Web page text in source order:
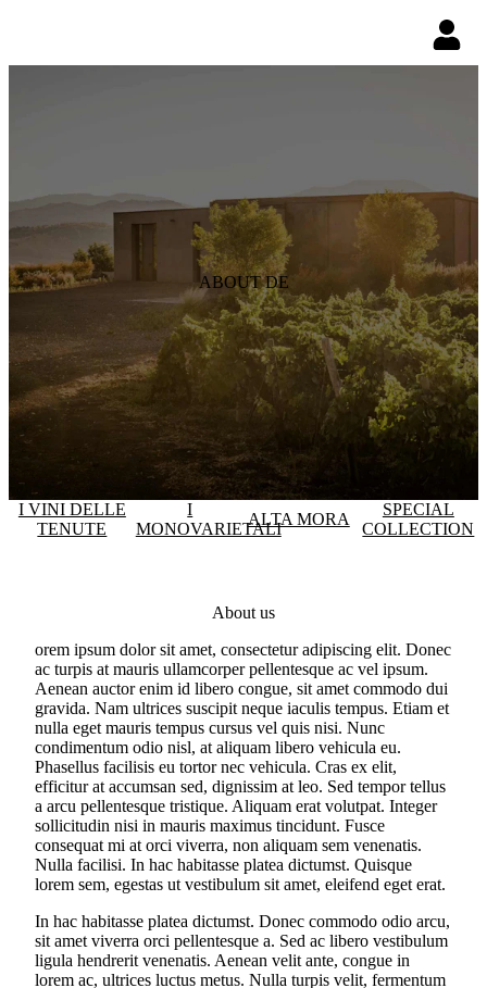
ABOUT DE
I VINI DELLE
TENUTE
I
MONOVARIETALI
ALTA MORA
SPECIAL
COLLECTION
About us
orem ipsum dolor sit amet, consectetur adipiscing elit. Donec
ac turpis at mauris ullamcorper pellentesque ac vel ipsum.
Aenean auctor enim id libero congue, sit amet commodo dui
gravida. Nam ultrices suscipit neque iaculis tempus. Etiam et
nulla eget mauris tempus cursus vel quis nisi. Nunc
condimentum odio nisl, at aliquam libero vehicula eu.
Phasellus facilisis eu tortor nec vehicula. Cras ex elit,
efficitur at accumsan sed, dignissim at leo. Sed tempor tellus
a arcu pellentesque tristique. Aliquam erat volutpat. Integer
sollicitudin nisi in mauris maximus tincidunt. Fusce
consequat mi at orci viverra, non aliquam sem venenatis.
Nulla facilisi. In hac habitasse platea dictumst. Quisque
lorem sem, egestas ut vestibulum sit amet, eleifend eget erat.
In hac habitasse platea dictumst. Donec commodo odio arcu,
sit amet viverra orci pellentesque a. Sed ac libero vestibulum
ligula hendrerit venenatis. Aenean velit ante, congue in
lorem ac, ultrices luctus metus. Nulla turpis velit, fermentum